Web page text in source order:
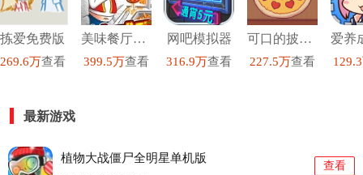
拣爱免费版
269.6万查看
美味餐厅模拟经营2
399.5万查看
网吧模拟器
316.9万查看
可口的披萨美味的披萨最新版
227.5万查看
最新游戏
植物大战僵尸全明星单机版
查看